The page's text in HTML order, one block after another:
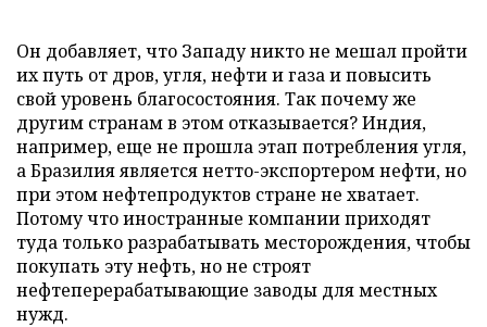
Он добавляет, что Западу никто не мешал пройти
их путь от дров, угля, нефти и газа и повысить
свой уровень благосостояния. Так почему же
другим странам в этом отказывается? Индия,
например, еще не прошла этап потребления угля,
а Бразилия является нетто-экспортером нефти, но
при этом нефтепродуктов стране не хватает.
Потому что иностранные компании приходят
туда только разрабатывать месторождения, чтобы
покупать эту нефть, но не строят
нефтеперерабатывающие заводы для местных
нужд.